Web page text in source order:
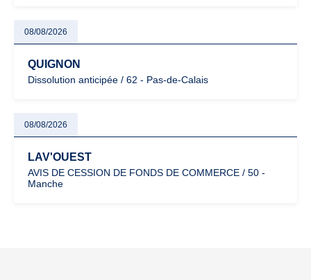
08/08/2026
QUIGNON
Dissolution anticipée / 62 - Pas-de-Calais
08/08/2026
LAV'OUEST
AVIS DE CESSION DE FONDS DE COMMERCE / 50 -
Manche